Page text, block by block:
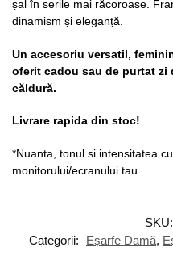
șal în serile mai răcoroase.
dinamism și eleganță.
Un accesoriu versatil,
oferit cadou sau de purtat zi
căldură.
Livrare rapida din stoc!
*Nuanta, tonul si intensitatea
monitorului/ecranului tau.
SKU:
Categorii:
Eșarfe Damă,